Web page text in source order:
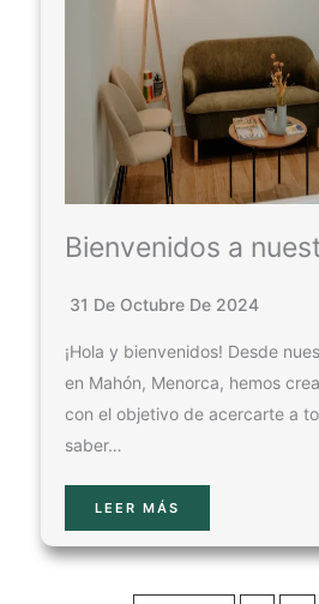
Bienvenidos a
31 De Octubre De 2024
¡Hola y bienvenidos! Desde
en Mahón, Menorca, hemos
con el objetivo de acercarte a
saber…
LEER MÁS